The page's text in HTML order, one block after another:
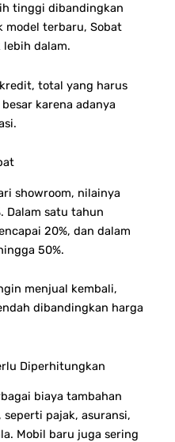
tinggi dibandingkan
model terbaru, Sobat
lebih dalam.
total yang harus
karena adanya
showroom, nilainya
Dalam satu tahun
20%, dan dalam
50%.
menjual kembali,
dibandingkan harga
Diperhitungkan
biaya tambahan
pajak, asuransi,
Mobil baru juga sering